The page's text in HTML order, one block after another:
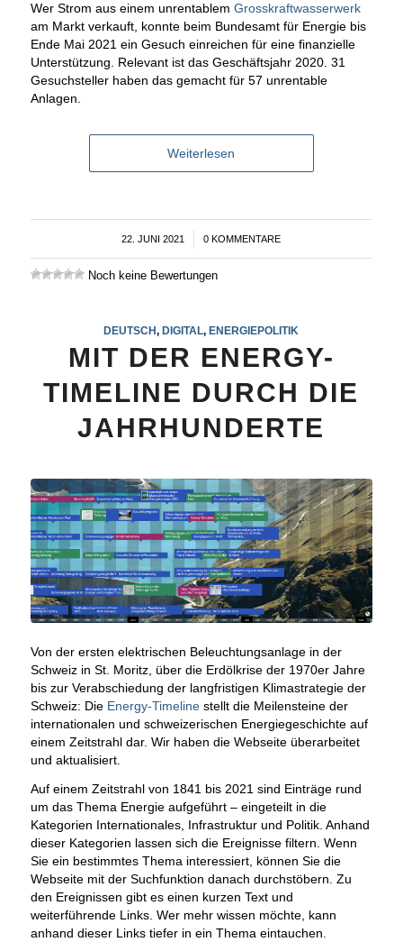
Wer Strom aus einem unrentablem Grosskraftwasserwerk
am Markt verkauft, konnte beim Bundesamt für Energie bis
Ende Mai 2021 ein Gesuch einreichen für eine finanzielle
Unterstützung. Relevant ist das Geschäftsjahr 2020. 31
Gesuchsteller haben das gemacht für 57 unrentable
Anlagen.
Weiterlesen
22. JUNI 2021
/ 0 KOMMENTARE
Noch keine Bewertungen
DEUTSCH,DIGITAL,ENERGIEPOLITIK
MIT DER ENERGY-
TIMELINE DURCH DIE
JAHRHUNDERTE
Von der ersten elektrischen Beleuchtungsanlage in der
Schweiz in St. Moritz, über die Erdölkrise der 1970er Jahre
bis zur Verabschiedung der langfristigen Klimastrategie der
Schweiz: Die Energy-Timelinestellt die Meilensteine der
internationalen und schweizerischen Energiegeschichte auf
einem Zeitstrahl dar. Wir haben die Webseite überarbeitet
und aktualisiert.
Auf einem Zeitstrahl von 1841 bis 2021 sind Einträge rund
um das Thema Energie aufgeführt – eingeteilt in die
Kategorien Internationales, Infrastruktur und Politik. Anhand
dieser Kategorien lassen sich die Ereignisse filtern. Wenn
Sie ein bestimmtes Thema interessiert, können Sie die
Webseite mit der Suchfunktion danach durchstöbern. Zu
den Ereignissen gibt es einen kurzen Text und
weiterführende Links. Wer mehr wissen möchte, kann
anhand dieser Links tiefer in ein Thema eintauchen.